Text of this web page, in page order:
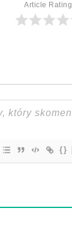
Article Rating
{}